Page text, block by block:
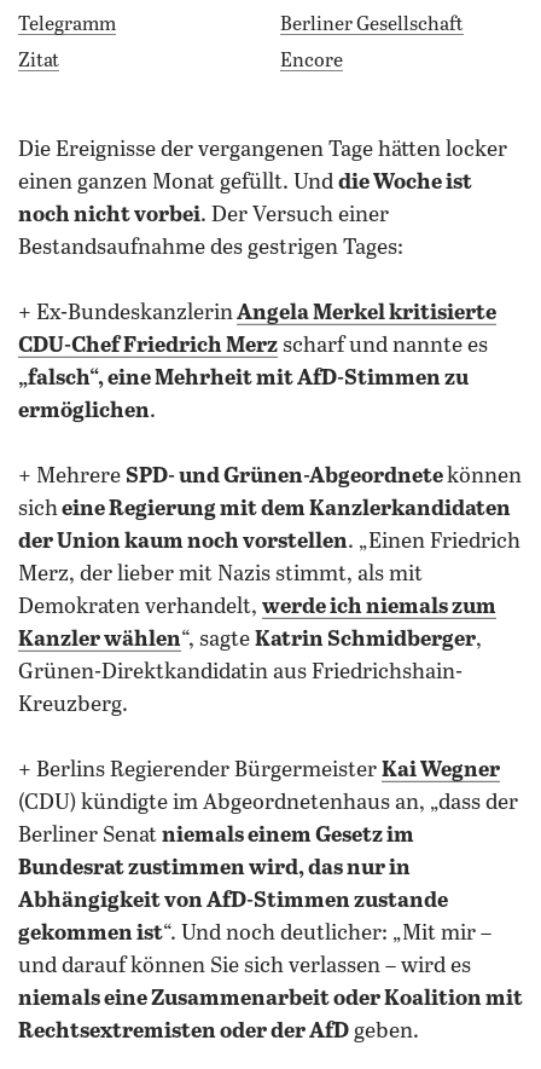
Telegramm
Zitat
Berliner Gesellschaft
Encore
die Ereignisse der vergangenen Tage hätten locker
einen ganzen Monat gefüllt. Und die Woche ist
noch nicht vorbei. Der Versuch einer
Bestandsaufnahme des gestrigen Tages:
+ Ex-BundeskanzlerinAngela Merkel kritisierte
CDU-Chef Friedrich Merz scharf und nannte es
„falsch“, eine Mehrheit mit AfD-Stimmen zu
ermöglichen.
+ Mehrere SPD- und Grünen-Abgeordnetekönnen
sicheine Regierung mit dem Kanzlerkandidaten
der Union kaum noch vorstellen. „Einen Friedrich
Merz, der lieber mit Nazis stimmt, als mit
Demokraten verhandelt, werde ich niemals zum
Kanzler wählen“, sagte Katrin Schmidberger,
Grünen-Direktkandidatin aus Friedrichshain-
Kreuzberg.
+ Berlins Regierender Bürgermeister Kai Wegner
(CDU) kündigte im Abgeordnetenhaus an, „dass der
Berliner Senat niemals einem Gesetz im
Bundesrat zustimmen wird, das nur in
Abhängigkeit von AfD-Stimmen zustande
gekommen ist“. Und noch deutlicher: „Mit mir –
und darauf können Sie sich verlassen – wird es
niemals eine Zusammenarbeit oder Koalition mit
Rechtsextremisten oder der AfD geben.